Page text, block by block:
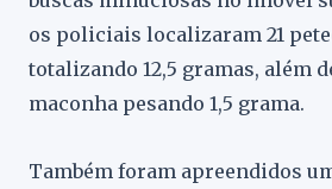
os policiais localizaram 21
totalizando 12,5 gramas, além
maconha pesando 1,5 grama.
Também foram apreendidos